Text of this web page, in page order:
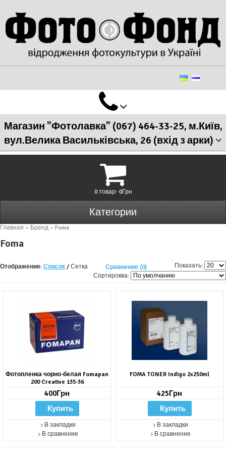
Магазин "Фотолавка" (067) 464-33-25, м.Київ,
вул.Велика Васильківська, 26 (вхід з арки)
0 товар- 0Грн
Категории
Главная » Бренд » Foma
Foma
Отображение: Список / Сетка Сравнение (0)
Показать:
Сортировка:
Фотопленка чорно-белая Fomapan
200 Creative 135-36
400Грн
В закладки
В сравнение
FOMA TONER Indigo 2x250ml
425Грн
В закладки
В сравнение